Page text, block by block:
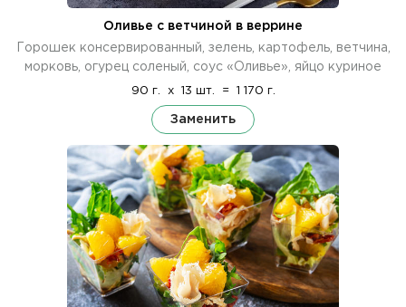
Оливье с ветчиной в веррине
Горошек консервированный, зелень, картофель, ветчина,
морковь, огурец соленый, соус «Оливье», яйцо куриное
90 г. x 13 шт. = 1 170 г.
Заменить